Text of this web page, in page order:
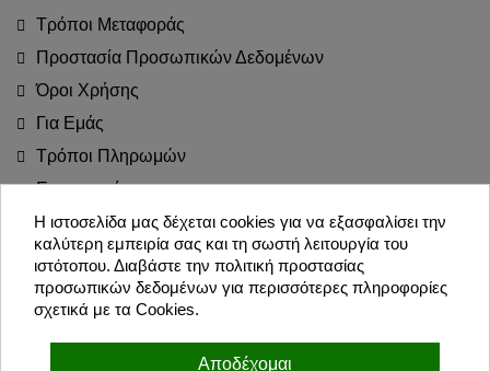
Τρόποι Μεταφοράς
Προστασία Προσωπικών Δεδομένων
Όροι Χρήσης
Για Εμάς
Τρόποι Πληρωμών
Επιστροφές
Blog
Join the Party!
Η ιστοσελίδα μας δέχεται cookies για να εξασφαλίσει την
καλύτερη εμπειρία σας και τη σωστή λειτουργία του
ιστότοπου. Διαβάστε την πολιτική προστασίας
προσωπικών δεδομένων για περισσότερες πληροφορίες
σχετικά με τα Cookies.
Αποδέχομαι